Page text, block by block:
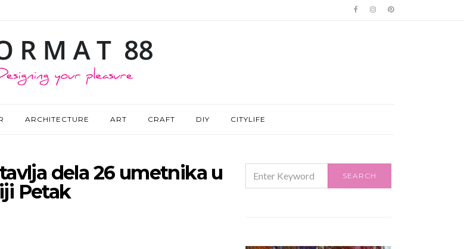
ARCHITECTURE ART CRAFT DIY CITYLIFE
dela 26 umetnika u
Petak
FOR:
SEARCH